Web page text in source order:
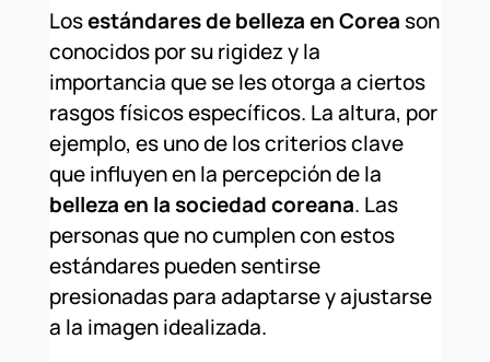
Losestándares de belleza en Corea son
conocidos por su rigidez y la
importancia que se les otorga a ciertos
rasgos físicos específicos. La altura, por
ejemplo, es uno de los criterios clave
que influyen en la percepción de la
belleza en la sociedad coreana. Las
personas que no cumplen con estos
estándares pueden sentirse
presionadas para adaptarse y ajustarse
a la imagen idealizada.